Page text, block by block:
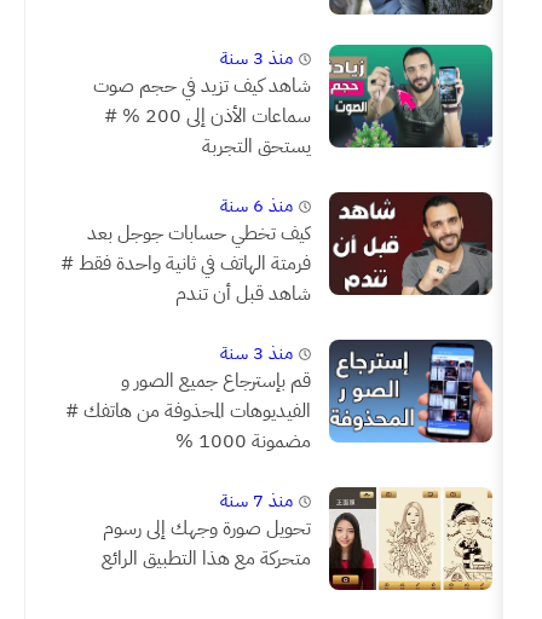
منذ 3 سنة
شاهد كيف تزيد في حجم صوت
سماعات الأذن إلى 200 % #
يستحق التجربة
منذ 6 سنة
كيف تخطي حسابات جوجل بعد
فرمتة الهاتف في ثانية واحدة فقط #
شاهد قبل أن تندم
منذ 3 سنة
قم بإسترجاع جميع الصور و
الفيديوهات المحذوفة من هاتفك #
مضمونة 1000 %
منذ 7 سنة
تحويل صورة وجهك إلى رسوم
متحركة مع هذا التطبيق الرائع